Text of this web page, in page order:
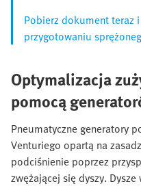
Pobierz dokument teraz
przygotowaniu
Optymalizacja
pomocą
Pneumatyczne generatory
Venturiego opartą na
podciśnienie poprzez
zwężającej się dyszy.